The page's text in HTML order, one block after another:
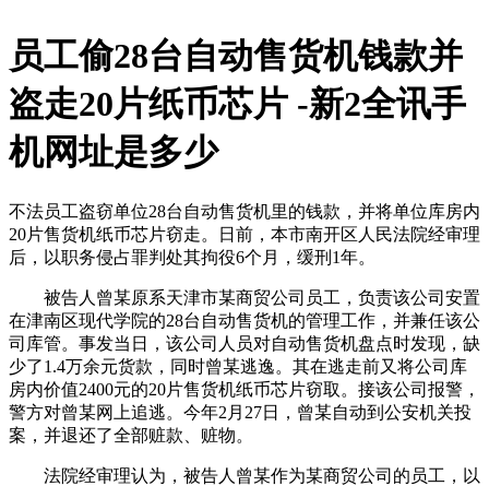
员工偷28台自动售货机钱款并
盗走20片纸币芯片 -新2全讯手
机网址是多少
不法员工盗窃单位28台自动售货机里的钱款，并将单位库房内
20片售货机纸币芯片窃走。日前，本市南开区人民法院经审理
后，以职务侵占罪判处其拘役6个月，缓刑1年。
被告人曾某原系天津市某商贸公司员工，负责该公司安置
在津南区现代学院的28台自动售货机的管理工作，并兼任该公
司库管。事发当日，该公司人员对自动售货机盘点时发现，缺
少了1.4万余元货款，同时曾某逃逸。其在逃走前又将公司库
房内价值2400元的20片售货机纸币芯片窃取。接该公司报警，
警方对曾某网上追逃。今年2月27日，曾某自动到公安机关投
案，并退还了全部赃款、赃物。
法院经审理认为，被告人曾某作为某商贸公司的员工，以